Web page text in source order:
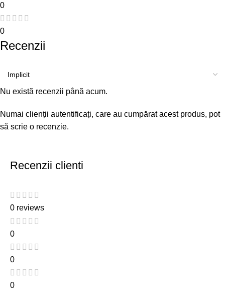
0
0
Recenzii
Nu există recenzii până acum.
Numai clienții autentificați, care au cumpărat acest produs, pot
să scrie o recenzie.
Recenzii clienti
0 reviews
0
0
0